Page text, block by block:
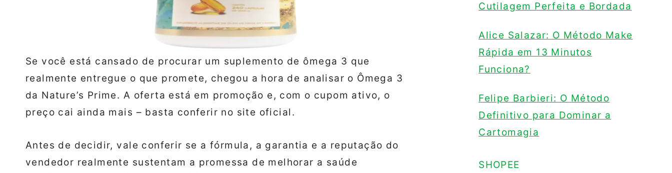
Se você está cansado de procurar um suplemento de ômega 3 que
realmente entregue o que promete, chegou a hora de analisar o Ômega 3
da Nature’s Prime. A oferta está em promoção e, com o cupom ativo, o
preço cai ainda mais – basta conferir no site oficial.
Antes de decidir, vale conferir se a fórmula, a garantia e a reputação do
vendedor realmente sustentam a promessa de melhorar a saúde
Cutilagem Perfeita e Bordada
Alice Salazar: O Método Make
Rápida em 13 Minutos
Funciona?
Felipe Barbieri: O Método
Definitivo para Dominar a
Cartomagia
SHOPEE